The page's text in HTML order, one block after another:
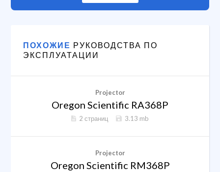
ПОХОЖИЕ РУКОВОДСТВА ПО
ЭКСПЛУАТАЦИИ
Projector
Oregon Scientific RA368P
2 страниц 3.13 mb
Projector
Oregon Scientific RM368P